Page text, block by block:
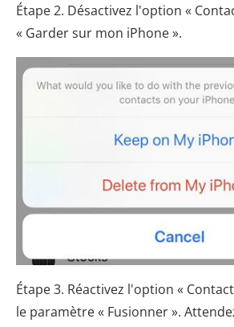
Étape 2. Désactivez l'option «
« Garder sur mon iPhone ».
Étape 3. Réactivez l'option «
le paramètre « Fusionner ».